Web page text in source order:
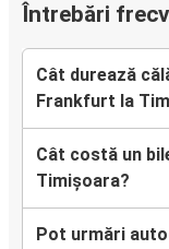
Întrebări
Cât durează
Frankfurt la
Cât costă un
Timișoara?
Pot urmări